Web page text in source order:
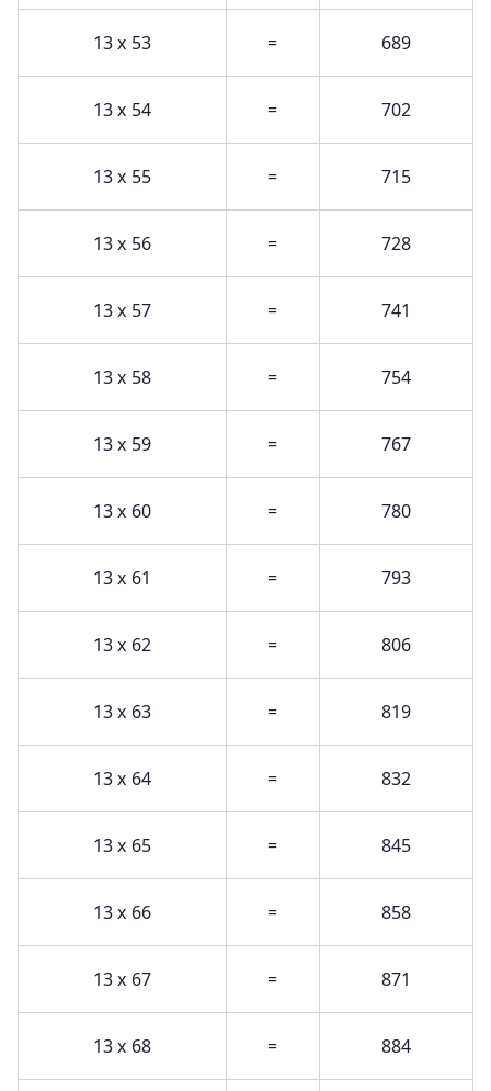
13 x 53 = 689
13 x 54 = 702
13 x 55 = 715
13 x 56 = 728
13 x 57 = 741
13 x 58 = 754
13 x 59 = 767
13 x 60 = 780
13 x 61 = 793
13 x 62 = 806
13 x 63 = 819
13 x 64 = 832
13 x 65 = 845
13 x 66 = 858
13 x 67 = 871
13 x 68 = 884